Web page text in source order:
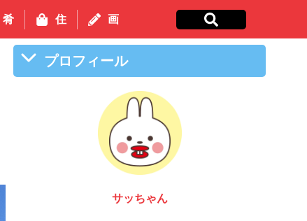
肴 住 画
プロフィール
サッちゃん